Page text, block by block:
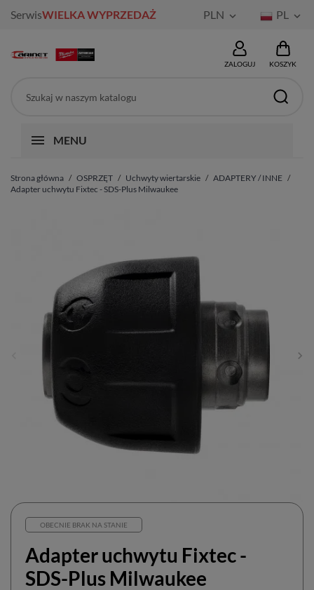
SerwisWIELKA WYPRZEDAŻ PLN  PL 
ZALOGUJ KOSZYK
MENU
Strona główna OSPRZĘT Uchwyty wiertarskie
ADAPTERY / INNE
Adapter uchwytu Fixtec - SDS-Plus Milwaukee
OBECNIE BRAK NA STANIE
Adapter uchwytu Fixtec -
SDS-Plus Milwaukee